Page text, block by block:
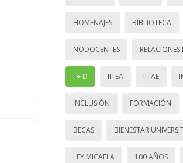
HOMENAJES BIBLIOTECA
NODOCENTES
I + D IITEA IITAE
INCLUSIÓN FORMACIÓN
BECAS BIENESTAR
LEY MICAELA 100 AÑOS